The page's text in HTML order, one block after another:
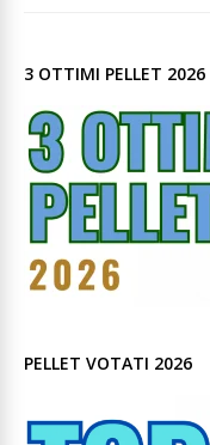
3 OTTIMI PELLET 2026
PELLET VOTATI 2026